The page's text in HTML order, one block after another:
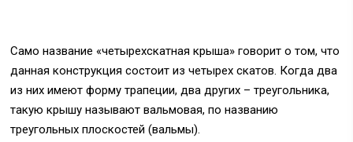
Само название «четырехскатная крыша» говорит о том, что
данная конструкция состоит из четырех скатов. Когда два
из них имеют форму трапеции, два других – треугольника,
такую крышу называют вальмовая, по названию
треугольных плоскостей (вальмы).